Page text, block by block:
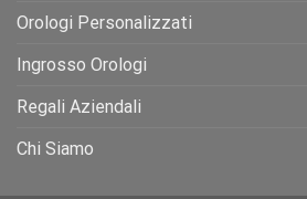
Orologi Personalizzati
Ingrosso Orologi
Regali Aziendali
Chi Siamo